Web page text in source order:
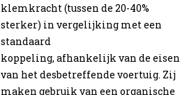
klemkracht (tussen de 20-40%
sterker) in vergelijking met een
standaard
koppeling, afhankelijk van de eisen
van het desbetreffende voertuig. Zij
maken gebruik van een organische